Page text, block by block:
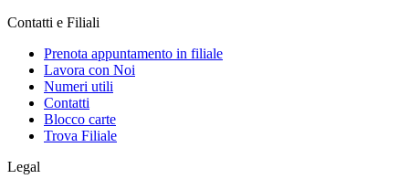
Contatti e Filiali
Prenota appuntamento in filiale
Lavora con Noi
Numeri utili
Contatti
Blocco carte
Trova Filiale
Legal